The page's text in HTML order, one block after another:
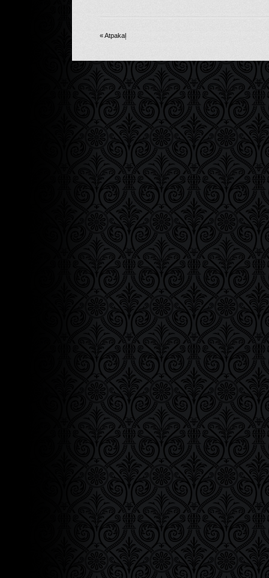
« Atpakaļ